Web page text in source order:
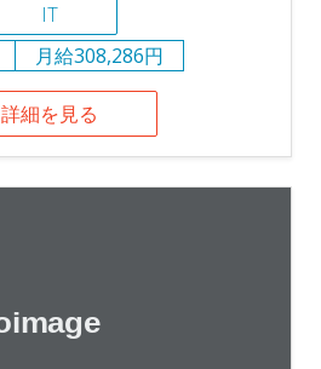
IT
月給308,286円
詳細を見る